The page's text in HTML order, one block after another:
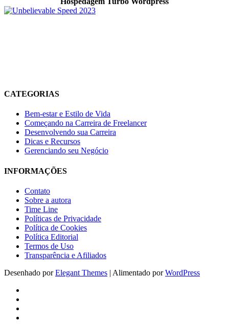
CATEGORIAS
Bem-estar e Estilo de Vida
Começando na Carreira de Freelancer
Desenvolvendo sua Carreira
Dicas e Recursos
Gerenciando seu Negócio
INFORMAÇÕES
Contato
Sobre a autora
Time Line
Políticas de Privacidade
Política de Cookies
Política Editorial
Termos de Uso
Transparência e Afiliados
Desenhado porElegant Themes | Alimentado porWordPress